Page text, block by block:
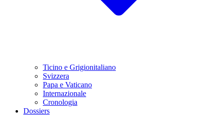
Ticino e Grigionitaliano
Svizzera
Papa e Vaticano
Internazionale
Cronologia
Dossiers